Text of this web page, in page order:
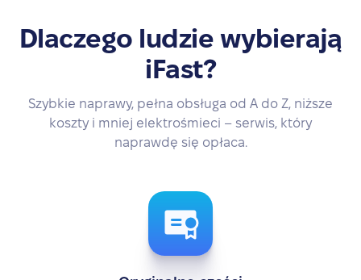
Dlaczego ludzie wybierają
iFast?
Szybkie naprawy, pełna obsługa od A do Z, niższe
koszty i mniej elektrośmieci – serwis, który
naprawdę się opłaca.